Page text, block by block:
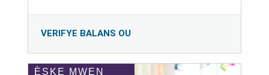
VERIFYE BALANS OU
ÈSKE MWEN